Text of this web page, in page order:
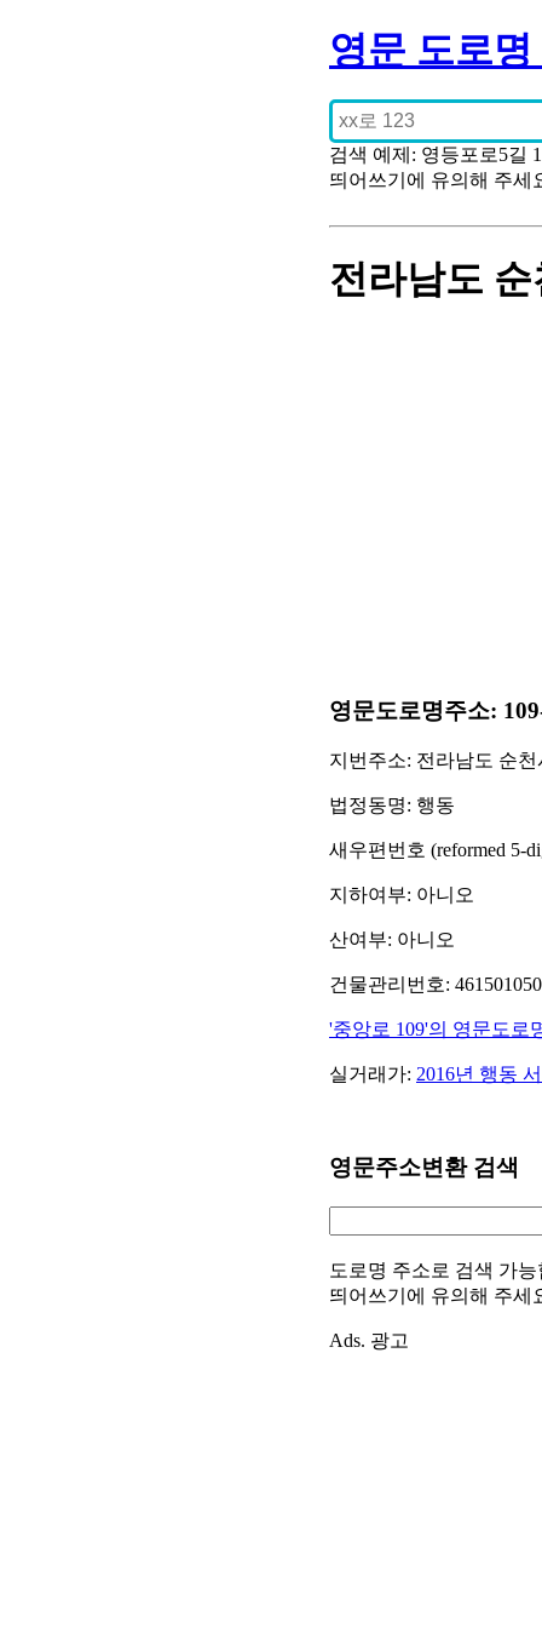
영문 도로
검색 예제: 영등포로5길
띄어쓰기에 유의해 주세
전라남도
영문도로명주소:
지번주소: 전라남도 순
법정동명: 행동
새우편번호 (reformed 5-
지하여부: 아니오
산여부: 아니오
건물관리번호:
'중앙로 109'의 영문도로
실거래가: 2016년 행동
영문주소변환 검색
도로명 주소로 검색 가
띄어쓰기에 유의해 주세
Ads. 광고